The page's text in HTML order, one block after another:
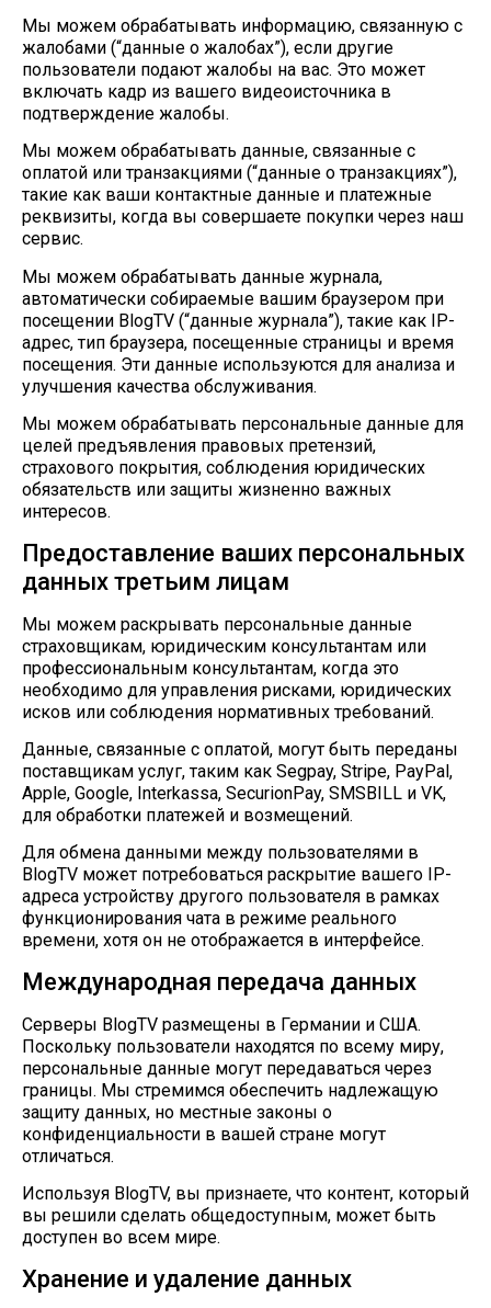
Мы можем обрабатывать информацию, связанную с
жалобами (“данные о жалобах”), если другие
пользователи подают жалобы на вас. Это может
включать кадр из вашего видеоисточника в
подтверждение жалобы.
Мы можем обрабатывать данные, связанные с
оплатой или транзакциями (“данные о транзакциях”),
такие как ваши контактные данные и платежные
реквизиты, когда вы совершаете покупки через наш
сервис.
Мы можем обрабатывать данные журнала,
автоматически собираемые вашим браузером при
посещении BlogTV (“данные журнала”), такие как IP-
адрес, тип браузера, посещенные страницы и время
посещения. Эти данные используются для анализа и
улучшения качества обслуживания.
Мы можем обрабатывать персональные данные для
целей предъявления правовых претензий,
страхового покрытия, соблюдения юридических
обязательств или защиты жизненно важных
интересов.
Предоставление ваших персональных
данных третьим лицам
Мы можем раскрывать персональные данные
страховщикам, юридическим консультантам или
профессиональным консультантам, когда это
необходимо для управления рисками, юридических
исков или соблюдения нормативных требований.
Данные, связанные с оплатой, могут быть переданы
поставщикам услуг, таким как Segpay, Stripe, PayPal,
Apple, Google, Interkassa, SecurionPay, SMSBILL и VK,
для обработки платежей и возмещений.
Для обмена данными между пользователями в
BlogTV может потребоваться раскрытие вашего IP-
адреса устройству другого пользователя в рамках
функционирования чата в режиме реального
времени, хотя он не отображается в интерфейсе.
Международная передача данных
Серверы BlogTV размещены в Германии и США.
Поскольку пользователи находятся по всему миру,
персональные данные могут передаваться через
границы. Мы стремимся обеспечить надлежащую
защиту данных, но местные законы о
конфиденциальности в вашей стране могут
отличаться.
Используя BlogTV, вы признаете, что контент, который
вы решили сделать общедоступным, может быть
доступен во всем мире.
Хранение и удаление данных